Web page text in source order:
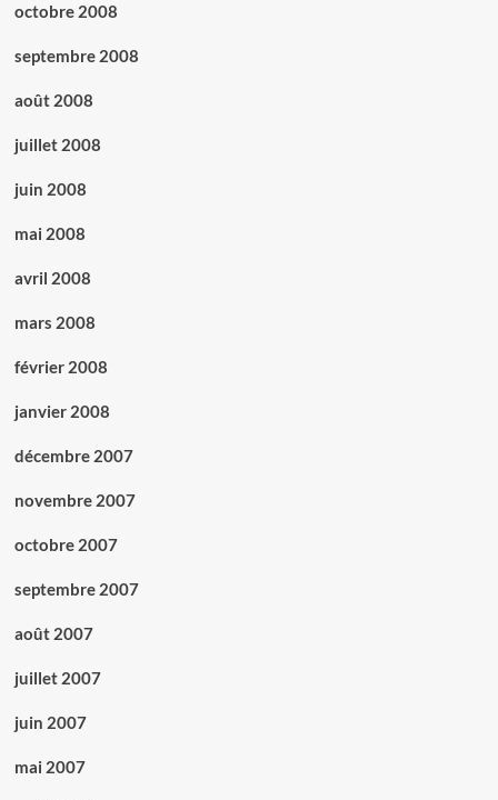
octobre 2008
septembre 2008
août 2008
juillet 2008
juin 2008
mai 2008
avril 2008
mars 2008
février 2008
janvier 2008
décembre 2007
novembre 2007
octobre 2007
septembre 2007
août 2007
juillet 2007
juin 2007
mai 2007